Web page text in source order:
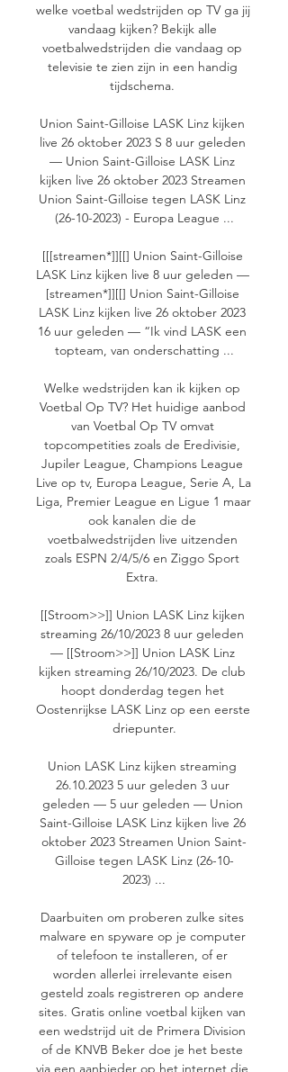
welke voetbal wedstrijden op TV ga jij
vandaag kijken? Bekijk alle
voetbalwedstrijden die vandaag op
televisie te zien zijn in een handig
tijdschema.
Union Saint-Gilloise LASK Linz kijken
live 26 oktober 2023 S 8 uur geleden
— Union Saint-Gilloise LASK Linz
kijken live 26 oktober 2023 Streamen
Union Saint-Gilloise tegen LASK Linz
(26-10-2023) - Europa League ...
[[[streamen*]][[] Union Saint-Gilloise
LASK Linz kijken live 8 uur geleden —
[streamen*]][[] Union Saint-Gilloise
LASK Linz kijken live 26 oktober 2023
16 uur geleden — “Ik vind LASK een
topteam, van onderschatting ...
Welke wedstrijden kan ik kijken op
Voetbal Op TV? Het huidige aanbod
van Voetbal Op TV omvat
topcompetities zoals de Eredivisie,
Jupiler League, Champions League
Live op tv, Europa League, Serie A, La
Liga, Premier League en Ligue 1 maar
ook kanalen die de
voetbalwedstrijden live uitzenden
zoals ESPN 2/4/5/6 en Ziggo Sport
Extra.
[[Stroom>>]] Union LASK Linz kijken
streaming 26/10/2023 8 uur geleden
— [[Stroom>>]] Union LASK Linz
kijken streaming 26/10/2023. De club
hoopt donderdag tegen het
Oostenrijkse LASK Linz op een eerste
driepunter.
Union LASK Linz kijken streaming
26.10.2023 5 uur geleden 3 uur
geleden — 5 uur geleden — Union
Saint-Gilloise LASK Linz kijken live 26
oktober 2023 Streamen Union Saint-
Gilloise tegen LASK Linz (26-10-
2023) ...
Daarbuiten om proberen zulke sites
malware en spyware op je computer
of telefoon te installeren, of er
worden allerlei irrelevante eisen
gesteld zoals registreren op andere
sites. Gratis online voetbal kijken van
een wedstrijd uit de Primera Division
of de KNVB Beker doe je het beste
via een aanbieder op het internet die